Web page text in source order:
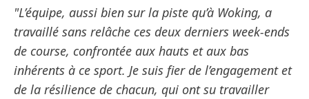
"L’équipe, aussi bien sur la piste qu’à Woking, a
travaillé sans relâche ces deux derniers week-ends
de course, confrontée aux hauts et aux bas
inhérents à ce sport. Je suis fier de l’engagement et
de la résilience de chacun, qui ont su travailler